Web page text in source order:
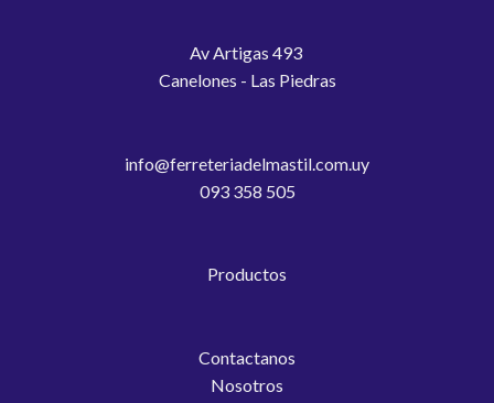
Av Artigas 493
Canelones - Las Piedras
info@ferreteriadelmastil.com.uy
093 358 505
Productos
Contactanos
Nosotros